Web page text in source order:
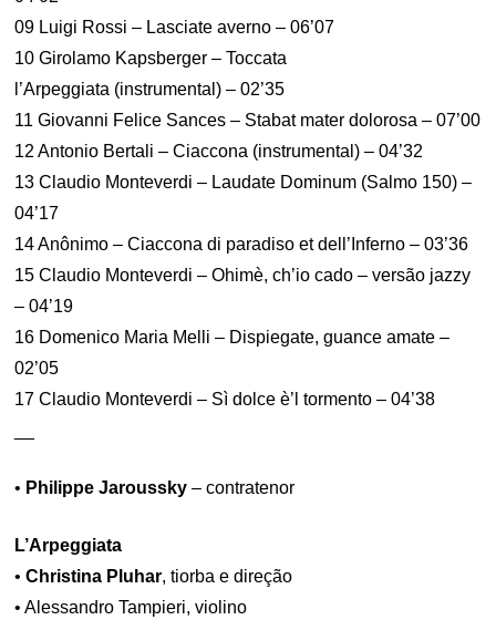
09 Luigi Rossi – Lasciate averno – 06’07
10 Girolamo Kapsberger – Toccata
l’Arpeggiata (instrumental) – 02’35
11 Giovanni Felice Sances – Stabat mater dolorosa – 07’00
12 Antonio Bertali – Ciaccona (instrumental) – 04’32
13 Claudio Monteverdi – Laudate Dominum (Salmo 150) –
04’17
14 Anônimo – Ciaccona di paradiso et dell’Inferno – 03’36
15 Claudio Monteverdi – Ohimè, ch’io cado – versão jazzy
– 04’19
16 Domenico Maria Melli – Dispiegate, guance amate –
02’05
17 Claudio Monteverdi – Sì dolce è’l tormento – 04’38
• Philippe Jaroussky – contratenor
L’Arpeggiata
•Christina Pluhar, tiorba e direção
• Alessandro Tampieri, violino